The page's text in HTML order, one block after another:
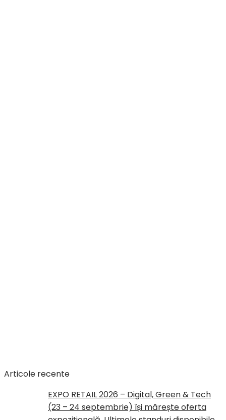
Articole recente
EXPO RETAIL 2026 – Digital, Green & Tech
(23 – 24 septembrie) își mărește oferta